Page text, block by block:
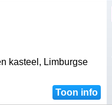
kasteel, Limburgse
Toon info